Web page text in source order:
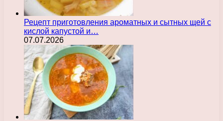
Рецепт приготовления ароматных и сытных щей с
кислой капустой и…
07.07.2026